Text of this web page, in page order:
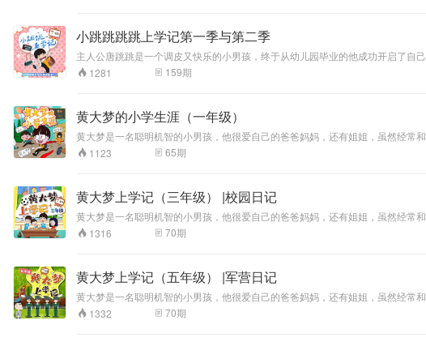
小跳跳跳跳上学记第一季与第二季
主人公唐跳跳是一个调皮又快乐的小男孩，终于从幼儿园毕业的他成功开启了自
事。唐跳跳把所有故事都写在了自己的日记中，悄悄地藏在了抽屉的最深处。 只要找到这本日记，你就能发现唐跳跳的小秘密。这里记录了他名不符实的好死党，写下了他们一起做过的恶作剧，排出了他“最讨厌的人排
行榜”的第一名，还列出了他乖巧和捣蛋的每一个瞬间。当然，日记里也少不了他对老师、家长和朋友们的
《唐跳跳上学记》，这里还有很多幽默搞笑的奇思妙想，让我们一起打开这本充
1281 159期
黄大梦的小学生涯（一年级）
黄大梦是一名聪明机智的小男孩，他很爱自己的爸爸妈妈，还有姐姐，虽然经常
样，都有很多莫名其妙的想法，而这些想法又被同桌徐萌萌所鄙视。 连海燕老师和胡老师都经常被黄大梦和马小波的脑洞给吓一跳……今天我们要讲的，就是一年级小学生黄大梦的趣味经历！ 没有解不开的难题，没有
1123 65期
黄大梦上学记（三年级） |校园日记
黄大梦是一名聪明机智的小男孩，他很爱自己的爸爸妈妈，还有姐姐，虽然经常
样，都有很多莫名其妙的想法，而这些想法又被同桌徐萌萌所鄙视。连海燕老
1316 70期
黄大梦上学记（五年级） |军营日记
黄大梦是一名聪明机智的小男孩，他很爱自己的爸爸妈妈，还有姐姐，虽然经常
样，都有很多莫名其妙的想法，而这些想法又被同桌徐萌萌所鄙视。连海燕老
1332 70期